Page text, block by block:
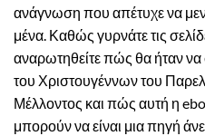
ανάγνωση που απέτυχε να
μένα. Καθώς γυρνάτε τις
αναρωτηθείτε πώς θα ήταν
του Χριστουγέννων του
Μέλλοντος και πώς αυτή η
μπορούν να είναι μια πηγή